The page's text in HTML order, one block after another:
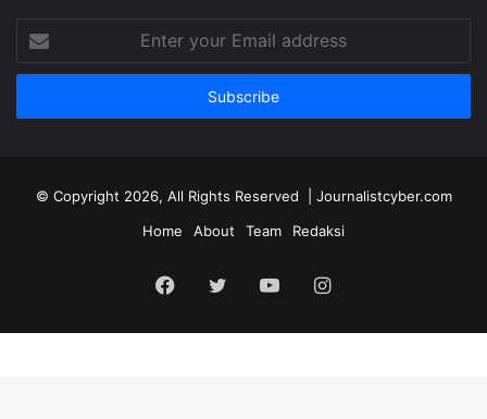
your
Email
© Copyright 2026, All Rights Reserved | Journalistcyber.com
Home
About Team Redaksi
Facebook
TwitterYouTubeInstagram